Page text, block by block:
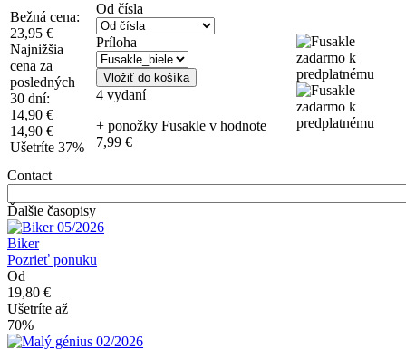
Bežná cena:
23,95 €
Najnižšia
cena za
posledných
30 dní:
14,90 €
14,90 €
Ušetríte 37%
Od čísla
Príloha
Vložiť do košíka
4 vydaní
+ ponožky Fusakle v hodnote
7,99 €
Contact
Ďalšie časopisy
Biker
Pozrieť ponuku
Od
19,80 €
Ušetríte až
70%